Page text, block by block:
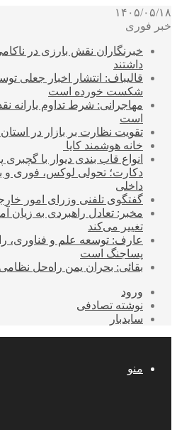
۱۴۰۵/۰۵/۱۸
خبر فوری
خبرنگاران نقش بارزی در
داشتند
قالیباف: انتشار اخبار جعلی
شکست خورده است
مهاجرانی: شرط تداوم یارانه
است
تقویت نظارت بر بازار در
خانه هوشمند کایا
انواع قاب بندی دیوار با
دکارت؛ تحولی لوکس، فوری و
داخلی
گفتگوی تلفنی وزرای امور
مخبر: تعادل راهبردی به زیان
تغییر می‌کند
عارف: توسعه علم و فناوری،
پساجنگ است
بقائی: بحران یمن راه‌حل نظامی
ورود
نوشته تصادفی
سایدبار
منو